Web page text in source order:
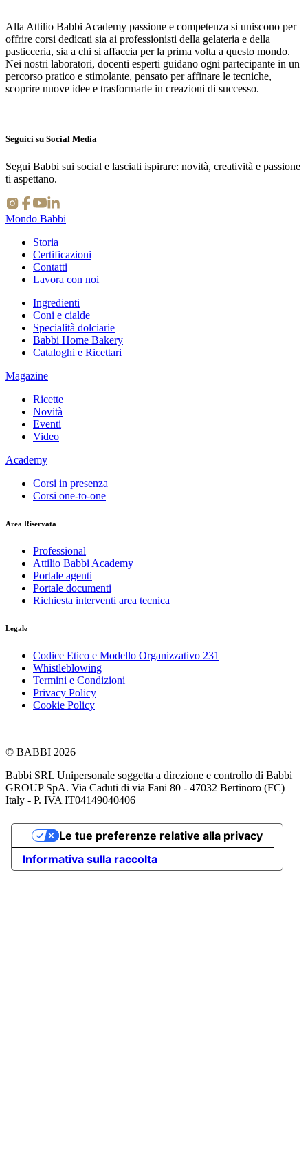
Alla Attilio Babbi Academy passione e competenza si uniscono per
offrire corsi dedicati sia ai professionisti della gelateria e della
pasticceria, sia a chi si affaccia per la prima volta a questo mondo.
Nei nostri laboratori, docenti esperti guidano ogni partecipante in un
percorso pratico e stimolante, pensato per affinare le tecniche,
scoprire nuove idee e trasformarle in creazioni di successo.
Seguici su Social Media
Segui Babbi sui social e lasciati ispirare: novità, creatività e passione
ti aspettano.
Mondo Babbi
Storia
Certificazioni
Contatti
Lavora con noi
Ingredienti
Coni e cialde
Specialità dolciarie
Babbi Home Bakery
Cataloghi e Ricettari
Magazine
Ricette
Novità
Eventi
Video
Academy
Corsi in presenza
Corsi one-to-one
Area Riservata
Professional
Attilio Babbi Academy
Portale agenti
Portale documenti
Richiesta interventi area tecnica
Legale
Codice Etico e Modello Organizzativo 231
Whistleblowing
Termini e Condizioni
Privacy Policy
Cookie Policy
© BABBI 2026
Babbi SRL Unipersonale soggetta a direzione e controllo di Babbi
GROUP SpA. Via Caduti di via Fani 80 - 47032 Bertinoro (FC)
Italy - P. IVA IT04149040406
Informativa sulla raccolta
Le tue preferenze relative alla privacy